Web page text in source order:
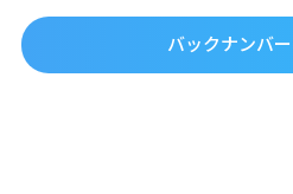
バックナンバ